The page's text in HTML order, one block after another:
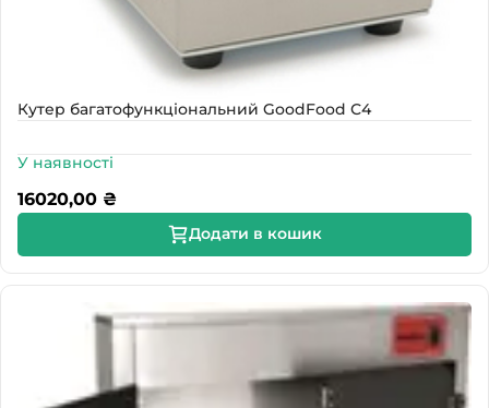
Кутер багатофункціональний GoodFood С4
У наявності
16020,00 ₴
Додати в кошик